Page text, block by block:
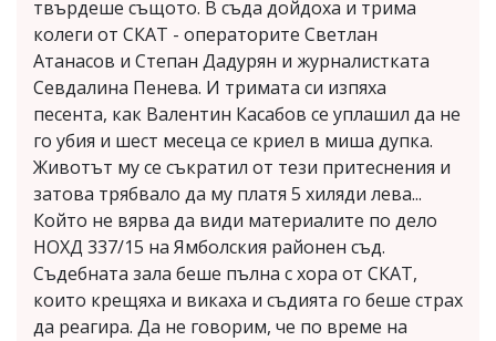
твърдеше същото. В съда дойдоха и трима
колеги от СКАТ - операторите Светлан
Атанасов и Степан Дадурян и журналистката
Севдалина Пенева. И тримата си изпяха
песента, как Валентин Касабов се уплашил да не
го убия и шест месеца се криел в миша дупка.
Животът му се съкратил от тези притеснения и
затова трябвало да му платя 5 хиляди лева...
Който не вярва да види материалите по дело
НОХД 337/15 на Ямболския районен съд.
Съдебната зала беше пълна с хора от СКАТ,
които крещяха и викаха и съдията го беше страх
да реагира. Да не говорим, че по време на